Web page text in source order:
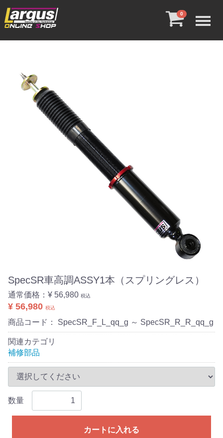
0
SpecSR車高調ASSY1本（スプリングレス）
通常価格： ¥ 56,980 税込
¥ 56,980 税込
商品コード： SpecSR_F_L_qq_g ～ SpecSR_R_R_qq_g
関連カテゴリ
補修部品
数量
カートに入れる